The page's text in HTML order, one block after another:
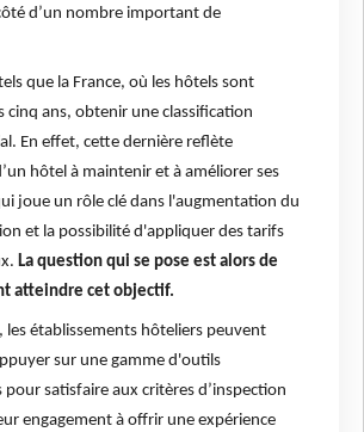
d’un nombre important de
que la France, où les hôtels sont
cinq ans, obtenir une classification
En effet, cette dernière reflète
hôtel à maintenir et à améliorer ses
joue un rôle clé dans l'augmentation du
et la possibilité d'appliquer des tarifs
La question qui se pose est alors de
atteindre cet objectif.
les établissements hôteliers peuvent
sur une gamme d'outils
satisfaire aux critères d’inspection
engagement à offrir une expérience